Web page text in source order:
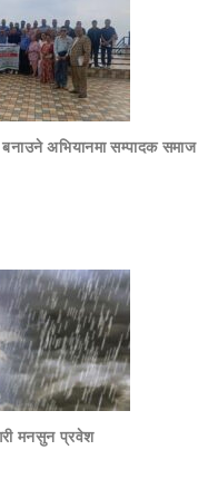
बनाउने अभियानमा सम्पादक समाज
मनसुन प्रवेश